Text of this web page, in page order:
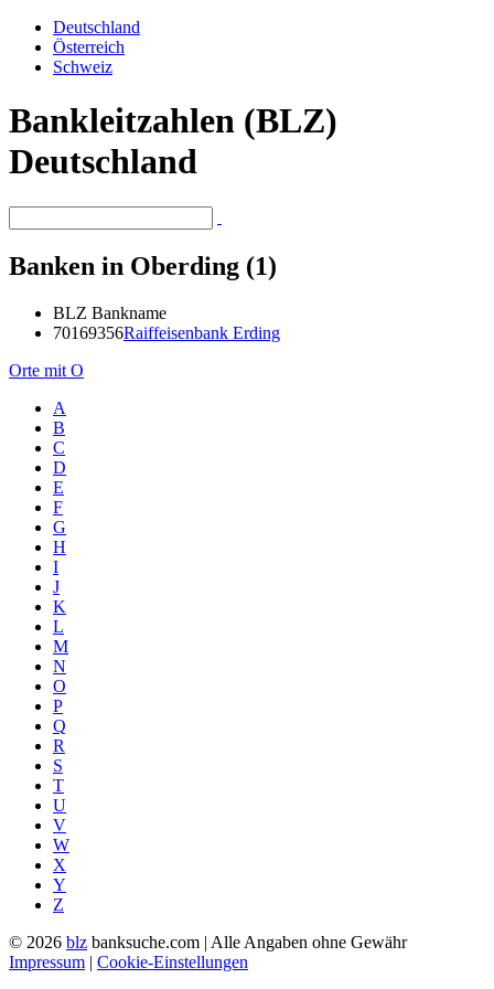
Deutschland
Österreich
Schweiz
Bankleitzahlen (BLZ)
Deutschland
Banken in Oberding (1)
BLZ Bankname
70169356Raiffeisenbank Erding
Orte mit O
A
B
C
D
E
F
G
H
I
J
K
L
M
N
O
P
Q
R
S
T
U
V
W
X
Y
Z
© 2026 blz banksuche.com | Alle Angaben ohne Gewähr
Impressum | Cookie-Einstellungen